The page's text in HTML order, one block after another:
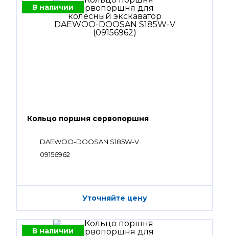
В наличии
Кольцо поршня сервопоршня
DAEWOO-DOOSAN S185W-V
09156962
Уточняйте цену
В наличии